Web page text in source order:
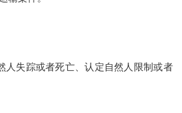
人失踪或者死亡、认定自然人限制或者